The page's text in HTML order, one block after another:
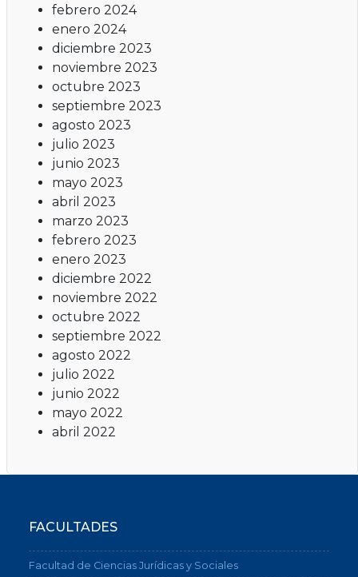
febrero 2024
enero 2024
diciembre 2023
noviembre 2023
octubre 2023
septiembre 2023
agosto 2023
julio 2023
junio 2023
mayo 2023
abril 2023
marzo 2023
febrero 2023
enero 2023
diciembre 2022
noviembre 2022
octubre 2022
septiembre 2022
agosto 2022
julio 2022
junio 2022
mayo 2022
abril 2022
FACULTADES
Facultad de Ciencias Jurídicas y Sociales